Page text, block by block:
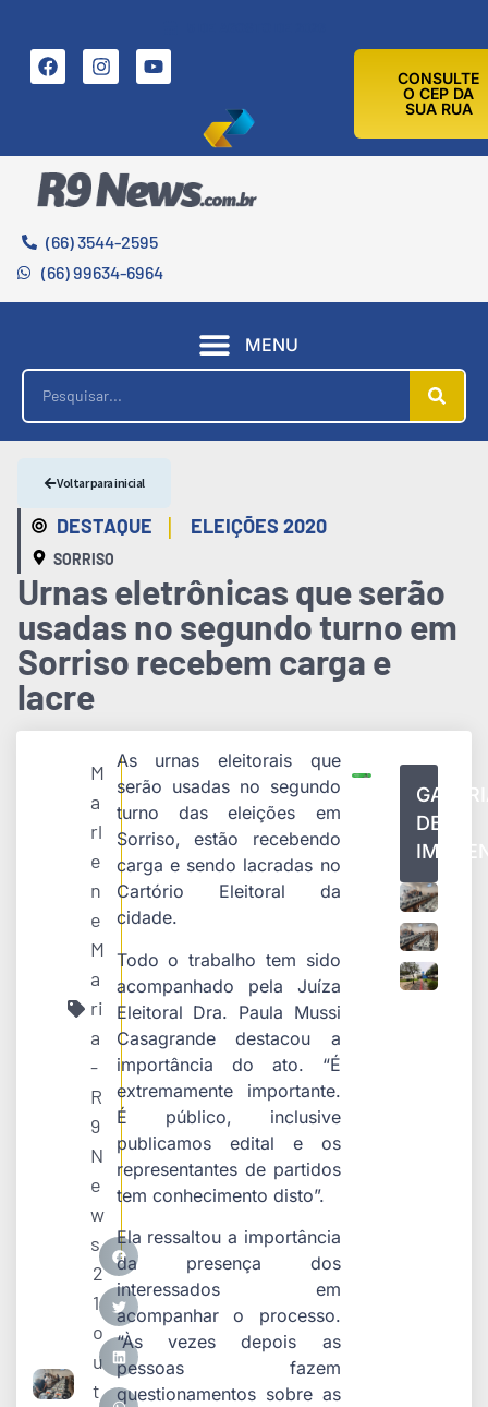
CONSULTE
O CEP DA
SUA RUA
(66) 3544-2595
(66) 99634-6964
MENU
DESTAQUE | ELEIÇÕES 2020
SORRISO
Voltar para inicial
Urnas eletrônicas que serão
usadas no segundo turno em
Sorriso recebem carga e
lacre
M
a
rl
e
n
e
M
a
ri
a
-
R
9
N
e
w
s
2
1
o
u
t
As urnas eleitorais que
serão usadas no segundo
turno das eleições em
Sorriso, estão recebendo
carga e sendo lacradas no
Cartório Eleitoral da
cidade.
Todo o trabalho tem sido
acompanhado pela Juíza
Eleitoral Dra. Paula Mussi
Casagrande destacou a
importância do ato. “É
extremamente importante.
É público, inclusive
publicamos edital e os
representantes de partidos
tem conhecimento disto”.
Ela ressaltou a importância
da presença dos
interessados em
acompanhar o processo.
“Às vezes depois as
pessoas fazem
questionamentos sobre as
DE